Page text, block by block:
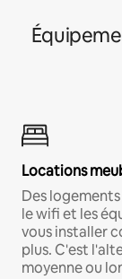
Locations
Des
le wifi et les
vous installer
plus. C'est
moyenne ou